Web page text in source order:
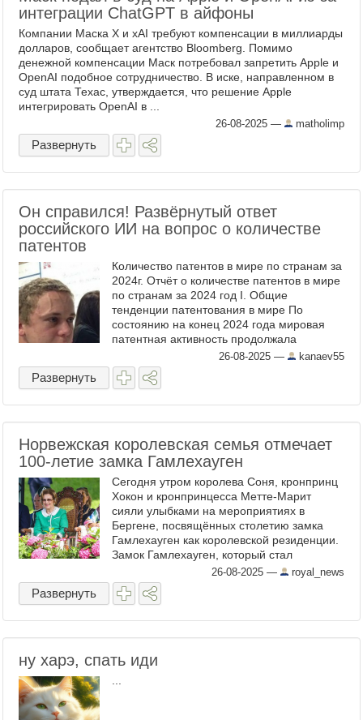
интеграции ChatGPT в айфоны
Компании Маска X и xAI требуют компенсации в миллиарды
долларов, сообщает агентство Bloomberg. Помимо
денежной компенсации Маск потребовал запретить Apple и
OpenAI подобное сотрудничество. В иске, направленном в
суд штата Техас, утверждается, что решение Apple
интегрировать OpenAI в ...
26-08-2025 — matholimp
Развернуть
Он справился! Развёрнутый ответ
российского ИИ на вопрос о количестве
патентов
Количество патентов в мире по странам за
2024г. Отчёт о количестве патентов в мире
по странам за 2024 год I. Общие
тенденции патентования в мире По
состоянию на конец 2024 года мировая
патентная активность продолжала
демонстрировать стабильный рост,
несмотря на экономические вызовы ...
26-08-2025 — kanaev55
Развернуть
Норвежская королевская семья отмечает
100-летие замка Гамлехауген
Сегодня утром королева Соня, кронпринц
Хокон и кронпринцесса Метте-Марит
сияли улыбками на мероприятиях в
Бергене, посвящённых столетию замка
Гамлехауген как королевской резиденции.
Замок Гамлехауген, который стал
королевской резиденцией в 1925 году.
Члены королевской семьи ...
26-08-2025 — royal_news
Развернуть
ну харэ, спать иди